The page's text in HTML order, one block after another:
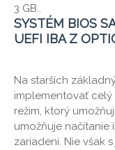
3 GB..
SYSTÉM BIOS
UEFI IBA Z
Na starších
implementovať celý
režim, ktorý
umožňuje načítanie
zariadení. Nie však